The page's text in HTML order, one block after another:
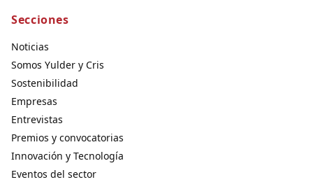
Secciones
Noticias
Somos Yulder y Cris
Sostenibilidad
Empresas
Entrevistas
Premios y convocatorias
Innovación y Tecnología
Eventos del sector